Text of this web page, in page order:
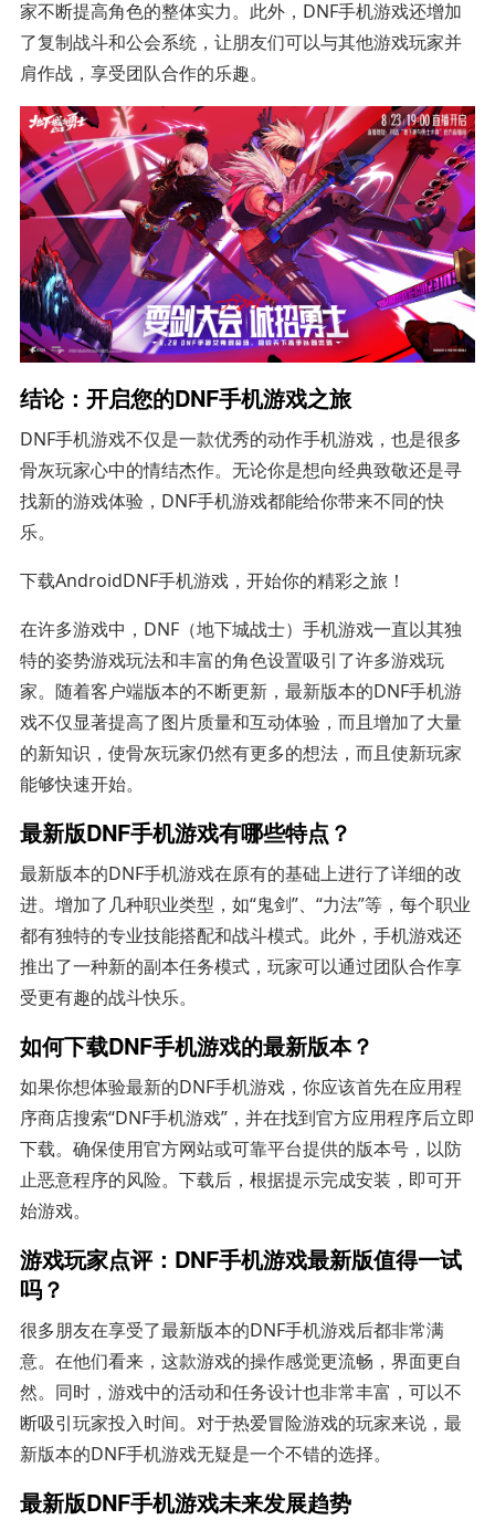
家不断提高角色的整体实力。此外，DNF手机游戏还增加
了复制战斗和公会系统，让朋友们可以与其他游戏玩家并
肩作战，享受团队合作的乐趣。
结论：开启您的DNF手机游戏之旅
DNF手机游戏不仅是一款优秀的动作手机游戏，也是很多
骨灰玩家心中的情结杰作。无论你是想向经典致敬还是寻
找新的游戏体验，DNF手机游戏都能给你带来不同的快
乐。
下载AndroidDNF手机游戏，开始你的精彩之旅！
在许多游戏中，DNF（地下城战士）手机游戏一直以其独
特的姿势游戏玩法和丰富的角色设置吸引了许多游戏玩
家。随着客户端版本的不断更新，最新版本的DNF手机游
戏不仅显著提高了图片质量和互动体验，而且增加了大量
的新知识，使骨灰玩家仍然有更多的想法，而且使新玩家
能够快速开始。
最新版DNF手机游戏有哪些特点？
最新版本的DNF手机游戏在原有的基础上进行了详细的改
进。增加了几种职业类型，如“鬼剑”、“力法”等，每个职业
都有独特的专业技能搭配和战斗模式。此外，手机游戏还
推出了一种新的副本任务模式，玩家可以通过团队合作享
受更有趣的战斗快乐。
如何下载DNF手机游戏的最新版本？
如果你想体验最新的DNF手机游戏，你应该首先在应用程
序商店搜索“DNF手机游戏”，并在找到官方应用程序后立即
下载。确保使用官方网站或可靠平台提供的版本号，以防
止恶意程序的风险。下载后，根据提示完成安装，即可开
始游戏。
游戏玩家点评：DNF手机游戏最新版值得一试
吗？
很多朋友在享受了最新版本的DNF手机游戏后都非常满
意。在他们看来，这款游戏的操作感觉更流畅，界面更自
然。同时，游戏中的活动和任务设计也非常丰富，可以不
断吸引玩家投入时间。对于热爱冒险游戏的玩家来说，最
新版本的DNF手机游戏无疑是一个不错的选择。
最新版DNF手机游戏未来发展趋势